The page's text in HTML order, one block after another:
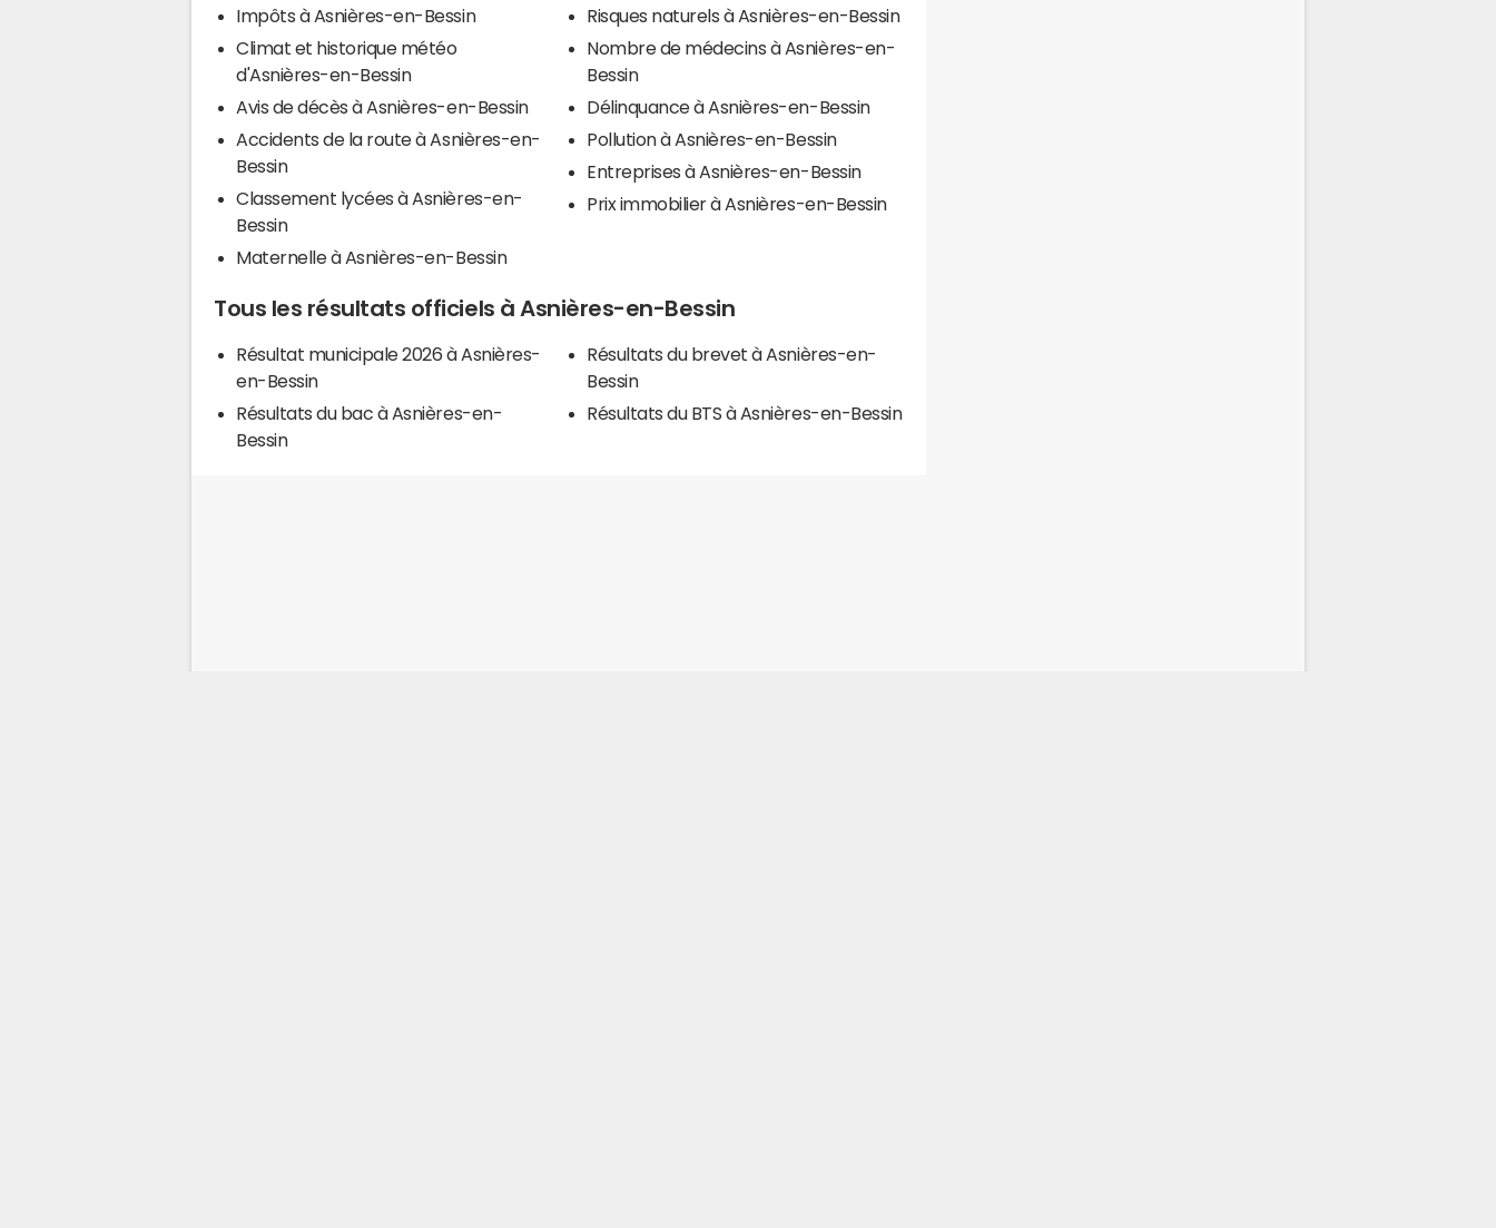
Impôts à Asnières-en-Bessin
Climat et historique météo
d'Asnières-en-Bessin
Avis de décès à Asnières-en-Bessin
Accidents de la route à Asnières-en-
Bessin
Classement lycées à Asnières-en-
Bessin
Maternelle à Asnières-en-Bessin
Risques naturels à Asnières-en-Bessin
Nombre de médecins à Asnières-en-
Bessin
Délinquance à Asnières-en-Bessin
Pollution à Asnières-en-Bessin
Entreprises à Asnières-en-Bessin
Prix immobilier à Asnières-en-Bessin
Tous les résultats officiels à Asnières-en-Bessin
Résultat municipale 2026 à Asnières-
en-Bessin
Résultats du bac à Asnières-en-
Bessin
Résultats du brevet à Asnières-en-
Bessin
Résultats du BTS à Asnières-en-Bessin